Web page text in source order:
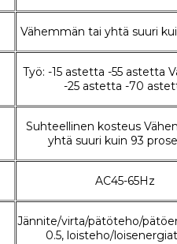
Vähemmän tai yhtä suuri
Työ: -15 astetta -55 astetta
-25 astetta -70
Suhteellinen kosteus
yhtä suuri kuin 93
AC45-65Hz
Jännite/virta/pätöteho/
0.5, loisteho/